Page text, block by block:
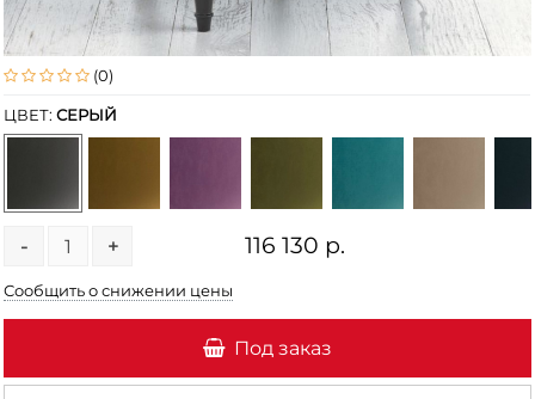
(0)
ЦВЕТ:СЕРЫЙ
- + 116 130 р.
Сообщить о снижении цены
Под заказ